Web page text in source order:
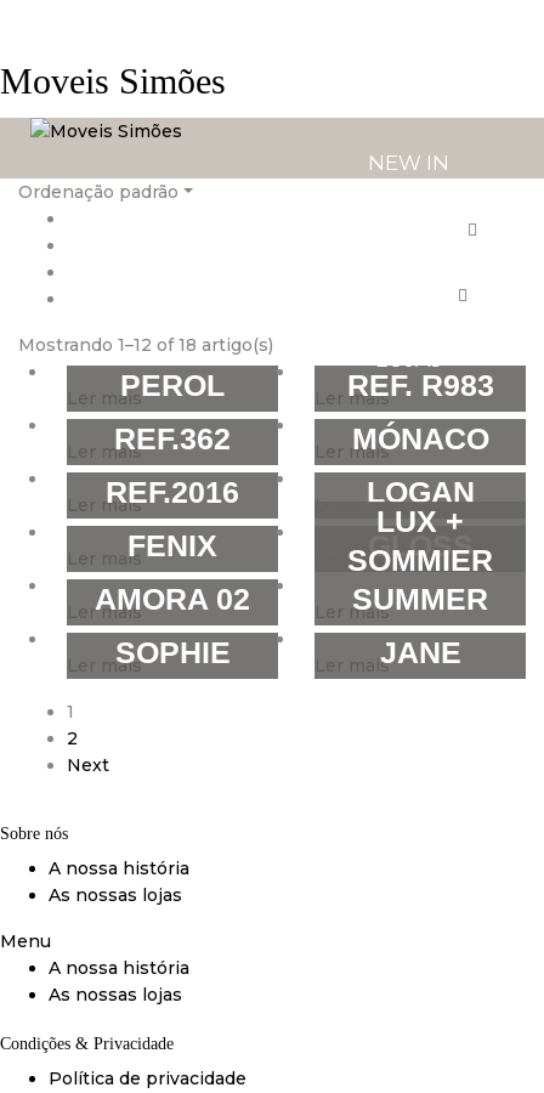
Moveis Simões
NEW IN
LOJAS
Ordenação padrão
Mostrando 1–12 of 18 artigo(s)
Ler maisPEROL Ler mais
REF. R983
Ler maisREF.362 Ler maisMÓNACO
Ler maisREF.2016 Ler maisLOGAN
Ler maisFENIX Ler maisGLOSS
Ler mais
AMORA 02 Ler mais
LUX +
SOMMIER
SUMMER
Ler maisSOPHIE Ler maisJANE
1
2
Next
Sobre nós
A nossa história
As nossas lojas
Menu
A nossa história
As nossas lojas
Condições & Privacidade
Política de privacidade